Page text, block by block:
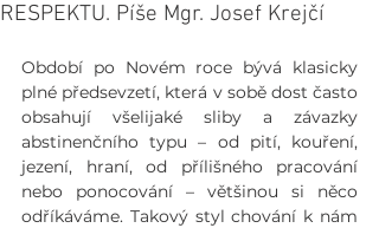
RESPEKTU. Píše Mgr. Josef Krejčí
Období po Novém roce bývá klasicky
plné předsevzetí, která v sobě dost často
obsahují všelijaké sliby a závazky
abstinenčního typu – od pití, kouření,
jezení, hraní, od přílišného pracování
nebo ponocování – většinou si něco
odříkáváme. Takový styl chování k nám